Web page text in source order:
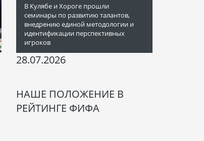
В Кулябе и Хороге прошли
семинары по развитию талантов,
внедрению единой методологии и
идентификации перспективных
игроков
28.07.2026
НАШЕ ПОЛОЖЕНИЕ В
РЕЙТИНГЕ ФИФА